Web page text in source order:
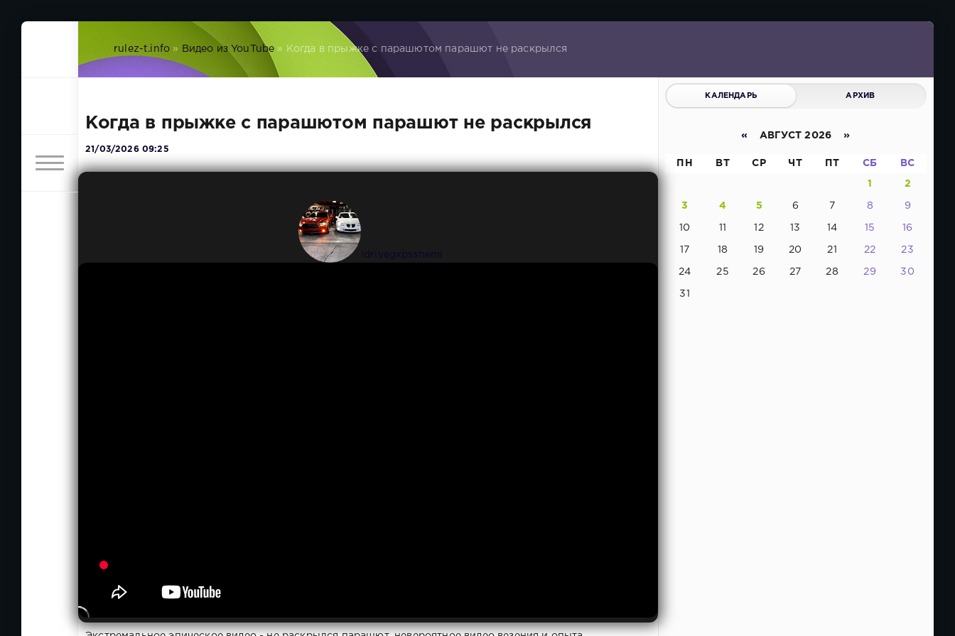
rulez-t.info » Видео из YouTube » Когда в прыжке с парашютом парашют не раскрылся
Когда в прыжке с парашютом парашют не раскрылся
21/03/2026 09:25
Idrivegxpsshemi
КАЛЕНДАРЬ АРХИВ
« АВГУСТ 2026 »
ПН ВТ СР ЧТ ПТ СБ ВС
1 2
3 4 5 6 7 8 9
10 11 12 13 14 15 16
17 18 19 20 21 22 23
24 25 26 27 28 29 30
31